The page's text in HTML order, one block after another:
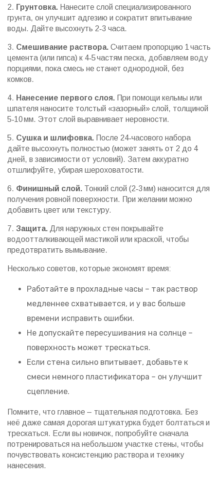
2. Грунтовка. Нанесите слой специализированного
грунта, он улучшит адгезию и сократит впитывание
воды. Дайте высохнуть 2‑3 часа.
3. Смешивание раствора. Считаем пропорцию 1 часть
цемента (или гипса) к 4‑5 частям песка, добавляем воду
порциями, пока смесь не станет однородной, без
комков.
4. Нанесение первого слоя. При помощи кельмы или
шпателя наносите толстый «зазорный» слой, толщиной
5‑10 мм. Этот слой выравнивает неровности.
5. Сушка и шлифовка. После 24‑часового набора
дайте высохнуть полностью (может занять от 2 до 4
дней, в зависимости от условий). Затем аккуратно
отшлифуйте, убирая шероховатости.
6. Финишный слой. Тонкий слой (2‑3 мм) наносится для
получения ровной поверхности. При желании можно
добавить цвет или текстуру.
7. Защита. Для наружных стен покрывайте
водоотталкивающей мастикой или краской, чтобы
предотвратить вымывание.
Несколько советов, которые экономят время:
Работайте в прохладные часы – так раствор
медленнее схватывается, и у вас больше
времени исправить ошибки.
Не допускайте пересушивания на солнце –
поверхность может трескаться.
Если стена сильно впитывает, добавьте к
смеси немного пластификатора – он улучшит
сцепление.
Помните, что главное – тщательная подготовка. Без
неё даже самая дорогая штукатурка будет болтаться и
трескаться. Если вы новичок, попробуйте сначала
потренироваться на небольшом участке стены, чтобы
почувствовать консистенцию раствора и технику
нанесения.